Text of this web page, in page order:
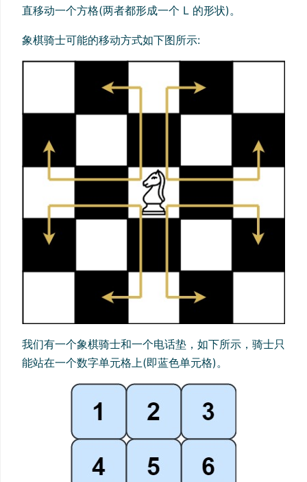
直移动一个方格(两者都形成一个 L 的形状)。
象棋骑士可能的移动方式如下图所示:
我们有一个象棋骑士和一个电话垫，如下所示，骑士只
能站在一个数字单元格上(即蓝色单元格)。